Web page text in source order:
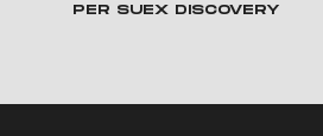
PER SUEX DISCOVERY